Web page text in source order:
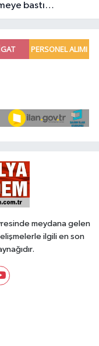
bastı
çalışma
meydana gelen
ilgili en son